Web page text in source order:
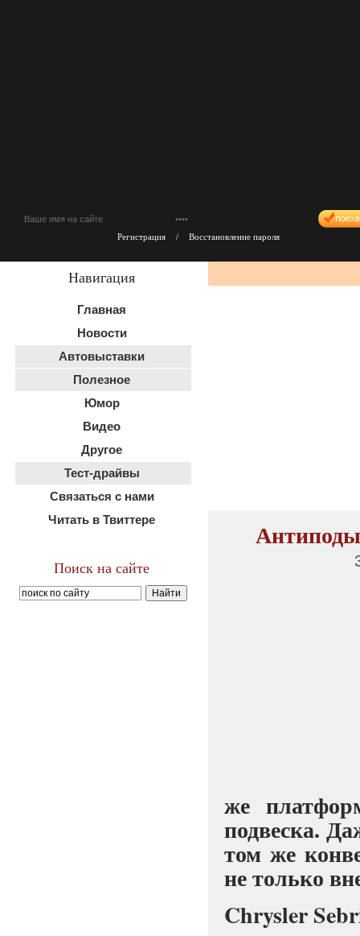
Регистрация / Восстановление пароля
Навигация
Главная
Новости
Автовыставки
Полезное
Юмор
Видео
Другое
Тест-драйвы
Связаться с нами
Читать в Твиттере
Поиск на сайте
же
подвеска.
том же
не только
Chrysler